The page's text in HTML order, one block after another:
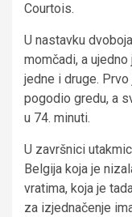
Courtois.
U nastavku
momčadi, a
jedne i druge.
pogodio gredu, a
u 74. minuti.
U završnici
Belgija koja je
vratima, koja je
za izjednačenje